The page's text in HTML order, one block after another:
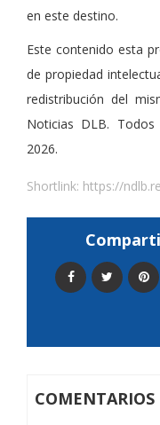
en este destino.
Este contenido esta
de propiedad
redistribución del
Noticias DLB.
2026.
Shortlink: https://
COMENTARIOS